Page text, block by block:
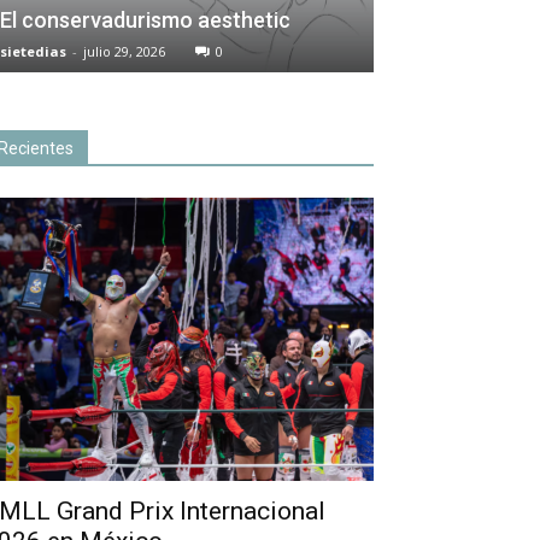
El conservadurismo aesthetic
sietedias - julio 29, 2026 0
Grand Prix Internacional